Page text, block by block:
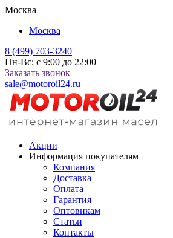
Москва
Москва
8 (499) 703-3240
Пн-Вс: с 9:00 до 22:00
Заказать звонок
sale@motoroil24.ru
Акции
Информация покупателям
Компания
Доставка
Оплата
Гарантия
Оптовикам
Статьи
Контакты